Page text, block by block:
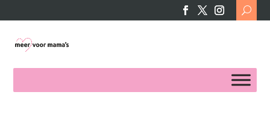
Search
for: